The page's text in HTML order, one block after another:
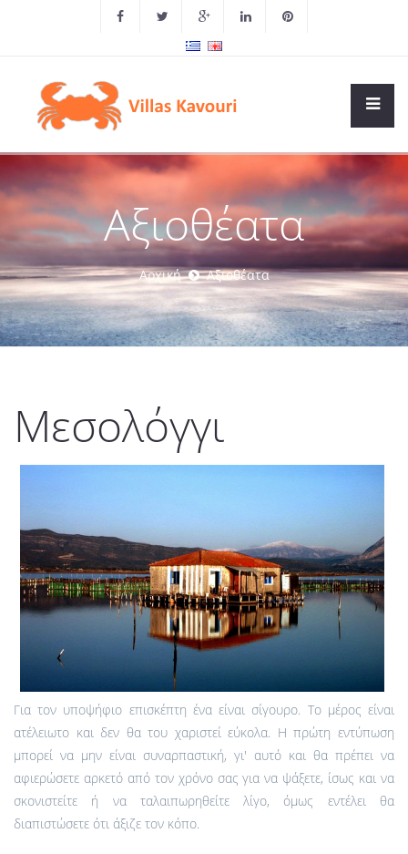
Αξιοθέατα
Αρχική Αξιοθέατα
Μεσολόγγι
Για τον υποψήφιο επισκέπτη ένα είναι σίγουρο. Το μέρος είναι
ατέλειωτο και δεν θα του χαριστεί εύκολα. Η πρώτη εντύπωση
μπορεί να μην είναι συναρπαστική, γι' αυτό και θα πρέπει να
αφιερώσετε αρκετό από τον χρόνο σας για να ψάξετε, ίσως και να
σκονιστείτε ή να ταλαιπωρηθείτε λίγο, όμως εντέλει θα
διαπιστώσετε ότι άξιζε τον κόπο.